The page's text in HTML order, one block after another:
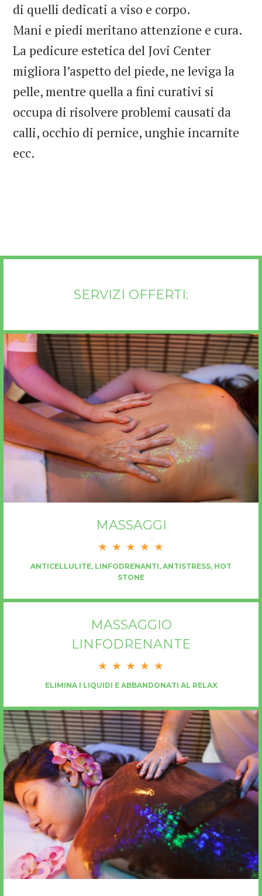
di quelli dedicati a viso e corpo.
Mani e piedi meritano attenzione e cura.
La pedicure estetica del Jovi Center
migliora l’aspetto del piede, ne leviga la
pelle, mentre quella a fini curativi si
occupa di risolvere problemi causati da
calli, occhio di pernice, unghie incarnite
ecc.
SERVIZI OFFERTI:
MASSAGGI
ANTICELLULITE, LINFODRENANTI, ANTISTRESS, HOT
STONE
MASSAGGIO
LINFODRENANTE
ELIMINA I LIQUIDI E ABBANDONATI AL RELAX